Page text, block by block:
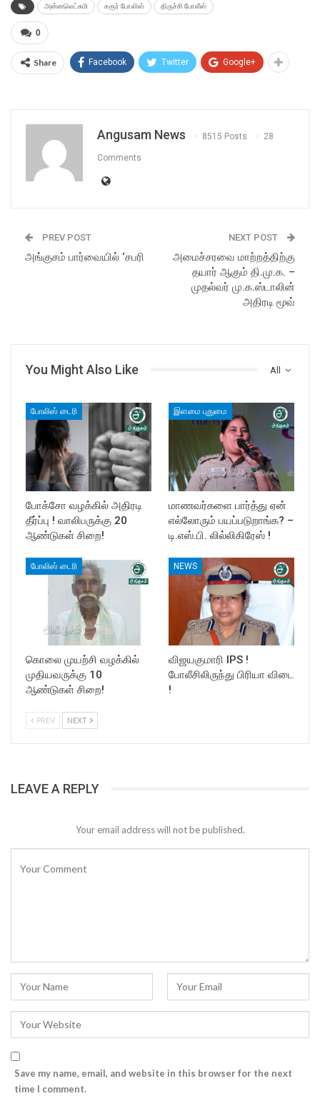
அன்னலெட்சுமி கரூர் போலிஸ் திருச்சி போலீஸ்
0
Share Facebook Twitter Google+
Angusam News 8515 Posts 28
Comments
PREV POST
அங்குசம் பார்வையில் ‘சபரி
NEXT POST
அமைச்சரவை மாற்றத்திற்கு
தயார் ஆகும் தி.மு.க. –
முதல்வர் மு.க.ஸ்டாலின்
அதிரடி மூவ்
All
You Might Also Like
போலிஸ் டைரி
போக்சோ வழக்கில் அதிரடி
தீர்ப்பு ! வாலிபருக்கு 20
ஆண்டுகள் சிறை!
இளமை புதுமை
மாணவர்களை பார்த்து ஏன்
எல்லோரும் பயப்படுறாங்க? –
டி.எஸ்.பி. லில்லிகிரேஸ் !
போலிஸ் டைரி
கொலை முயற்சி வழக்கில்
முதியவருக்கு 10
ஆண்டுகள் சிறை!
NEWS
விஜயகுமாரி IPS !
போலீசிலிருந்து பிரியா விடை
!
PREV NEXT
LEAVE A REPLY
Your email address will not be published.
Save my name, email, and website in this browser for the next
time I comment.